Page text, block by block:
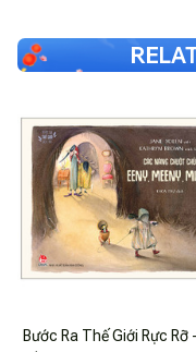
Bước Ra Thế Giới Rực Rỡ